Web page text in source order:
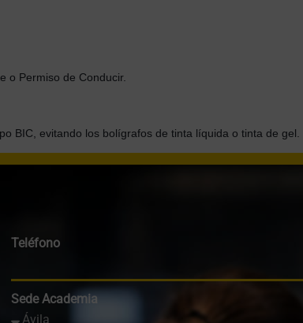
o Permiso de Conducir.
BIC, evitando los bolígrafos de tinta líquida o tinta de gel.
Teléfono
Sede Academia